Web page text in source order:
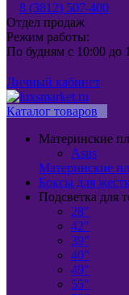
8 (3812) 507-400
Отдел продаж
Режим работы:
По будням с 10:00 до
Личный кабинет
Каталог товаров
Материнские
Asus
Материнские
Боксы для
Подсветка для
28"
42"
39"
40"
49"
55"